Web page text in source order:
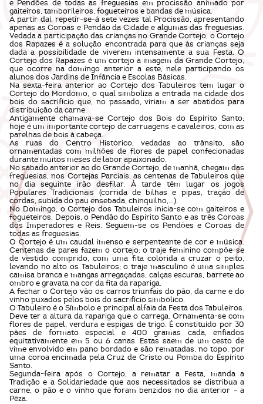
e Pendões de todas as freguesias em procissão animado por
gaiteiros, tamborileiros, fogueteiros e bandas de música.
A partir daí, repetir-se-á sete vezes tal Procissão, apresentando
apenas as Coroas e Pendão da Cidade e algumas das freguesias.
Vedada a participação das crianças no Grande Cortejo, o Cortejo
dos Rapazes é a solução encontrada para que às crianças seja
dada a possibilidade de viverem intensamente a sua Festa. O
Cortejo dos Rapazes é um cortejo à imagem da Grande Cortejo,
que ocorre na domingo anterior a este, nele participando os
alunos dos Jardins de Infância e Escolas Básicas.
Na sexta-feira anterior ao Cortejo dos Tabuleiros tem lugar o
Cortejo do Mordomo, o qual simboliza a entrada na cidade dos
bois do sacrifício que, no passado, viriam a ser abatidos para
distribuição da carne.
Antigamente chamava-se Cortejo dos Bois do Espírito Santo;
hoje é um importante cortejo de carruagens e cavaleiros, com as
parelhas de bois à cabeça.
As ruas do Centro Histórico, vedadas ao trânsito, são
ornamentadas com milhões de flores de papel confecionadas
durante muitos meses de labor apaixonado.
No sábado anterior ao do Grande Cortejo, de manhã, chegam das
freguesias, nos Cortejas Parciais, as centenas de Tabuleiros que
no dia seguinte irão desfilar. À tarde têm lugar os jogos
Populares Tradicionais (corrida de bilhas e pipas, tração de
cordas, subida do pau ensebada, chinquilho,…).
No Domingo, o Cortejo dos Tabuleiros inicia-se com gaiteiros e
fogueteiros. Depois, o Pendão do Espirito Santo e as três Coroas
dos Imperadores e Reis. Seguem-se os Pendões e Coroas de
todas as freguesias.
O Cortejo é um caudal imenso e serpenteante de cor e música.
Centenas de pares fazem o cortejo: o traje feminino compõe-se
de vestido comprido, com uma fita colorida a cruzar o peito,
levando no alto os Tabuleiros; o traje masculino é uma simples
camisa branca e mangas arregaçadas, calças escuras, barrete ao
ombro e gravata na cor da fita da rapariga.
A fechar o Cortejo vão os carros triunfais do pão, da carne e do
vinho puxados pelos bois do sacrifício simbólico.
O Tabuleiro é o Símbolo e principal alfaia da Festa dos Tabuleiros.
Deve ter a altura da rapariga que o carrega. Ornamenta-se com
flores de papel, verdura e espigas de trigo. É constituído por 30
pães de formato especial e 400 gramas cada, enfiados
equitativamente em 5 ou 6 canas. Estas saem de um cesto de
vime envolvido em pano bordado e são rematadas, no topo, por
uma coroa encimada pela Cruz de Cristo ou Pomba do Espírito
Santo.
Segunda-feira após o Cortejo, a rematar a Festa, manda a
Tradição e a Solidariedade que aos necessitados se distribua a
carne, o pão e o vinho que foram benzidos no dia anterior - a
Pêza.